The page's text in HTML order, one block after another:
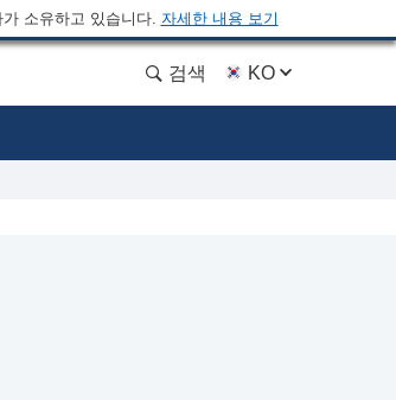
소유하고 있습니다. 자세한 내용 보기
검색 KO